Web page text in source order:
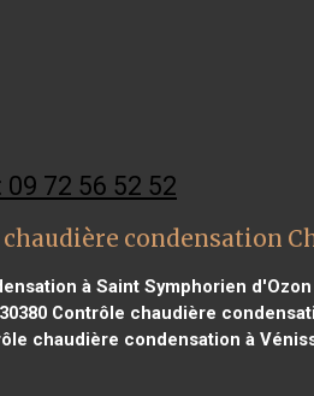
09 72 56 52 52
condensation
à Saint Symphorien d'Ozon
Contrôle chaudière
chaudière condensation à